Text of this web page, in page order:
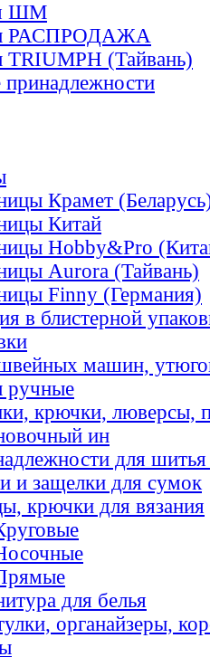
ШМ
РАСПРОДАЖА
TRIUMPH (Тайвань)
Крамет
Китай
Hobby&Pro
Aurora (Тайвань)
Finny (Германия)
в блистерной
машин,
ручные
крючки, люверсы,
ин
для шитья
и защелки для сумок
крючки для вязания
для белья
органайзеры,